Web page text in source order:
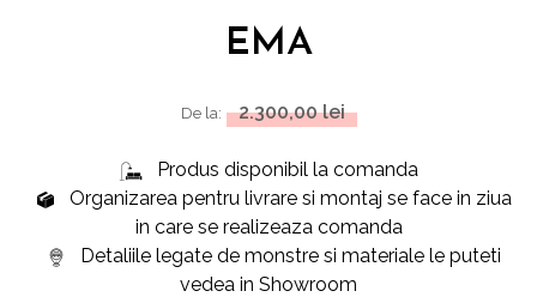
EMA
De la: 2.300,00lei
Produs disponibil la comanda
Organizarea pentru livrare si montaj se face in ziua
in care se realizeaza comanda
Detaliile legate de monstre si materiale le puteti
vedea in Showroom